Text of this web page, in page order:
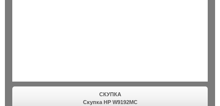
СКУПКА
Скупка HP W9192MC